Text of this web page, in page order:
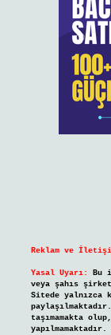
Reklam ve
Yasal Uyarı:
Bu
veya şahıs
Sitede yalnızca
taşımamakta